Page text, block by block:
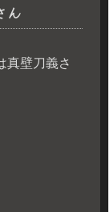
ん
真壁刀義さ